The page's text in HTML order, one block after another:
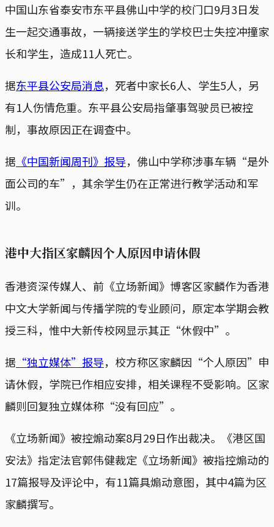
中国山东省泰安市东平县佛山中学的校门口9月3日发
生一起交通事故，一辆接送学生的学校巴士失控冲撞家
长和学生，造成11人死亡。
据东平县公安局消息，死者中家长6人、学生5人，另
有1人伤情危重。东平县公安局指肇事驾驶员已被控
制，事故原因正在调查中。
据 《中国新闻周刊》报导，佛山中学称涉事车辆“是外
面公司的车”，其余学生仍在正常进行教学活动和军
训。
港中大指区家麟因个人原因申请休假
香港资深传媒人、前《立场新闻》博客区家麟作为香港
中文大学新闻与传播学院的专业顾问，原定本学期会教
授三科，惟中大新传校网显示其正“休假中”。
据 “独立媒体”报导，校方称区家麟因“个人原因”申
请休假，学院已作相应安排，相关课程不受影响。区家
麟则回复独立媒体称“没有回应”。
《立场新闻》被控煽动案8月29日作出裁决。《港区国
安法》指定法官郭伟健裁定《立场新闻》被指控煽动的
17篇报导及评论中，有11篇具煽动意图，其中4篇为区
家麟撰写。